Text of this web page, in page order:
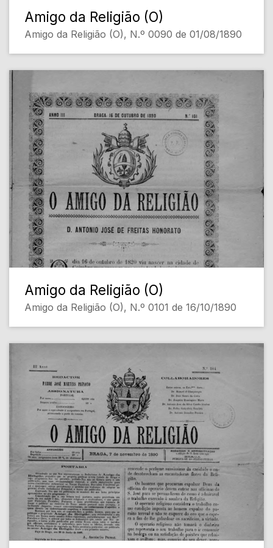
Amigo da Religião (O)
Amigo da Religião (O), N.º 0090 de 01/08/1890
Amigo da Religião (O)
Amigo da Religião (O), N.º 0101 de 16/10/1890